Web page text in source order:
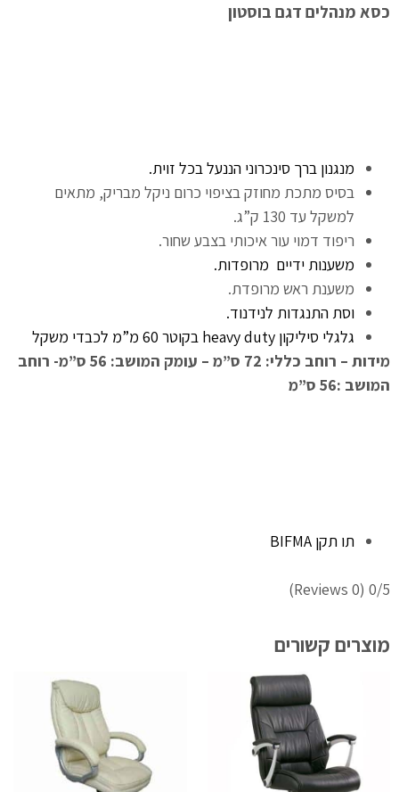
כסא מנהלים דגם בוסטון
מנגנון ברך סינכרוני הננעל בכל זוית.
בסיס מתכת מחוזק בציפוי כרום ניקל מבריק, מתאים
למשקל עד 130 ק”ג.
ריפוד דמוי עור איכותי בצבע שחור.
משענות ידיים מרופדות.
משענת ראש מרופדת.
וסת התנגדות לנידנוד.
גלגלי סיליקון heavy duty בקוטר 60 מ”מ לכבדי משקל
מידות – רוחב כללי: 72 ס”מ – עומק המושב: 56 ס”מ- רוחב
המושב :56 ס”מ
תו תקן BIFMA
0/5
(0 Reviews)
מוצרים קשורים